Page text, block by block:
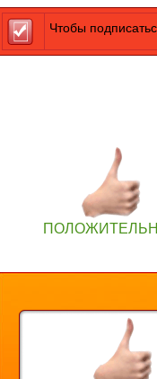
Чтобы